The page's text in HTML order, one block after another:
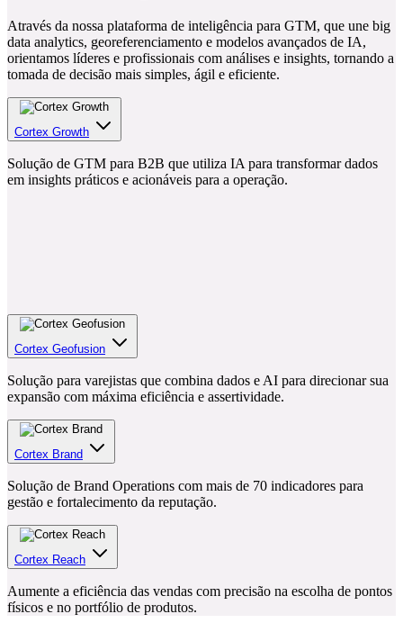
Através da nossa plataforma de inteligência para GTM, que une big
data analytics, georeferenciamento e modelos avançados de IA,
orientamos líderes e profissionais com análises e insights, tornando a
tomada de decisão mais simples, ágil e eficiente.
Cortex Growth
Solução de GTM para B2B que utiliza IA para transformar dados
em insights práticos e acionáveis para a operação.
Cortex Geofusion
Solução para varejistas que combina dados e AI para direcionar sua
expansão com máxima eficiência e assertividade.
Cortex Brand
Solução de Brand Operations com mais de 70 indicadores para
gestão e fortalecimento da reputação.
Cortex Reach
Aumente a eficiência das vendas com precisão na escolha de pontos
físicos e no portfólio de produtos.